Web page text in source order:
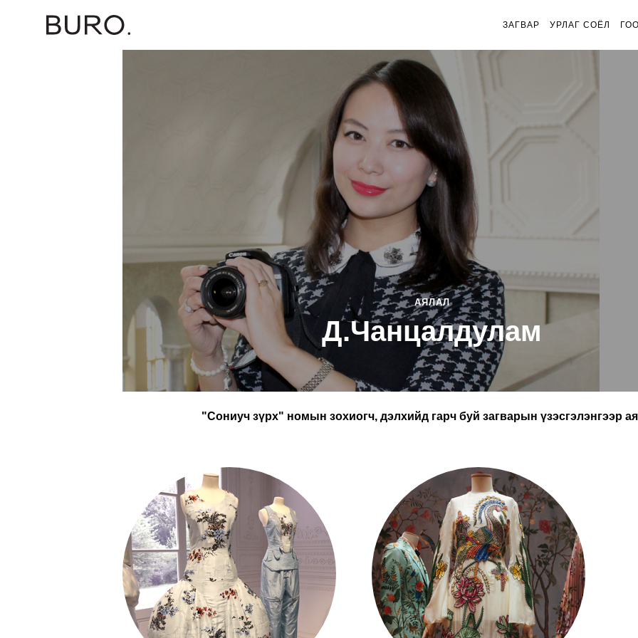
ЗАГВАР УРЛАГ СОЁЛ
АЯЛАЛ
Д.Чанцалдулам
"Сониуч зүрх" номын зохиогч, дэлхийд гарч буй загварын үзэсгэлэнгээр